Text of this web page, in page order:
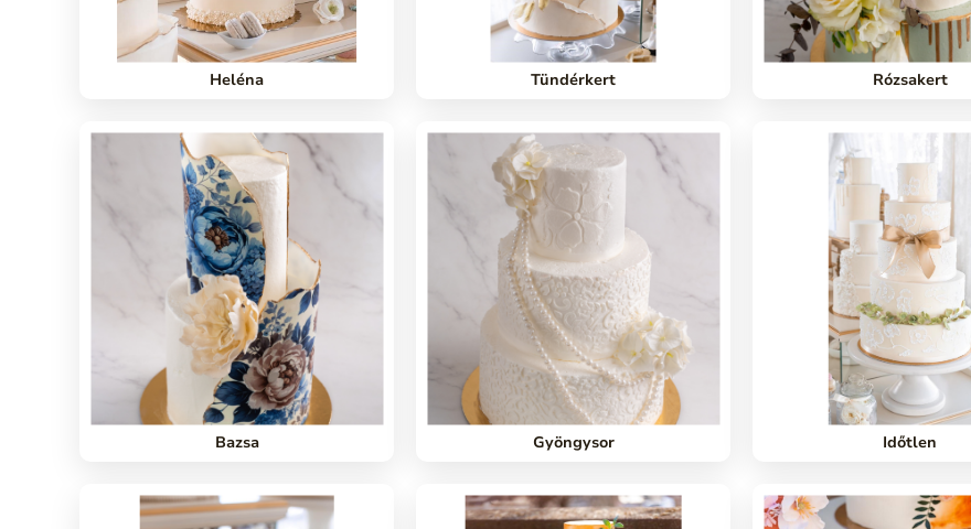
Heléna Tündérkert Rózsakert
Bazsa Gyöngysor Időtlen